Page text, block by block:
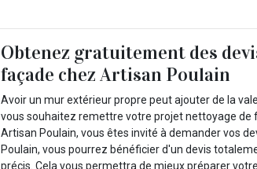
Obtenez gratuitement des
façade chez Artisan Poulain
Avoir un mur extérieur propre peut ajouter de la
vous souhaitez remettre votre projet nettoyage de
Artisan Poulain, vous êtes invité à demander vos
Poulain, vous pourrez bénéficier d'un devis
précis. Cela vous permettra de mieux préparer